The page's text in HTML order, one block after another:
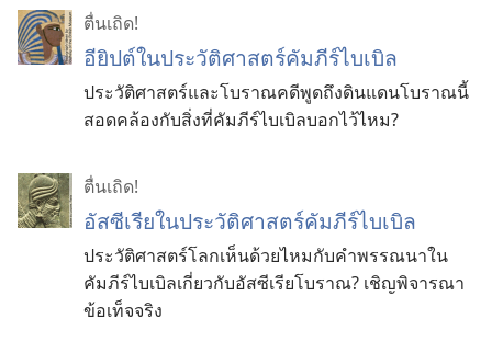
ตื่นเถิด!
อียิปต์ในประวัติศาสตร์คัมภีร์ไบเบิล
ประวัติศาสตร์และโบราณคดีพูดถึงดินแดนโบราณนี้
สอดคล้องกับสิ่งที่คัมภีร์ไบเบิลบอกไว้ไหม?
ตื่นเถิด!
อัสซีเรียในประวัติศาสตร์คัมภีร์ไบเบิล
ประวัติศาสตร์โลกเห็นด้วยไหมกับคำพรรณนาใน
คัมภีร์ไบเบิลเกี่ยวกับอัสซีเรียโบราณ? เชิญพิจารณา
ข้อเท็จจริง